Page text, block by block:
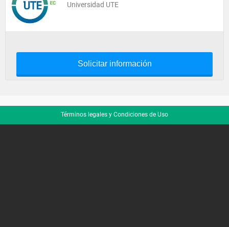
Universidad UTE
Solicitar información
Términos legales y Condiciones de Uso